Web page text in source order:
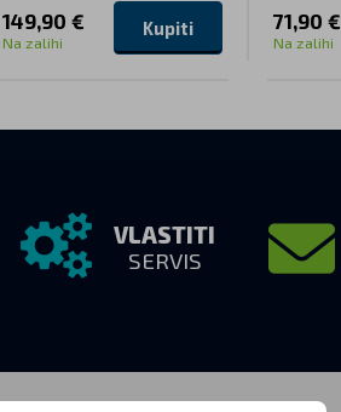
149,90 €
Na zalihi
Kupiti 71,90 €
Na zalihi
VLASTITI
SERVIS